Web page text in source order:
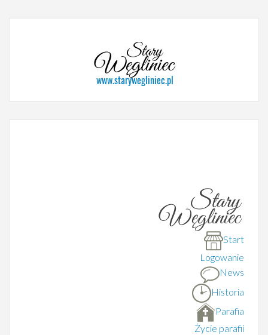
Start
Logowanie
News
Historia
Parafia
Życie parafii